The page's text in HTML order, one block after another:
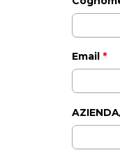
Email *